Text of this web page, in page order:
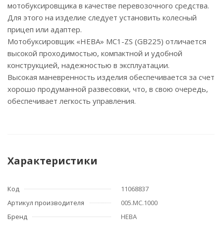
мотобуксировщика в качестве перевозочного средства.
Для этого на изделие следует установить колесный
прицеп или адаптер.
Мотобуксировщик «НЕВА» МС1-ZS (GB225) отличается
высокой проходимостью, компактной и удобной
конструкцией, надежностью в эксплуатации.
Высокая маневренность изделия обеспечивается за счет
хорошо продуманной развесовки, что, в свою очередь,
обеспечивает легкость управления.
Характеристики
Код
11068837
Артикул производителя
005.МС.1000
Бренд
НЕВА